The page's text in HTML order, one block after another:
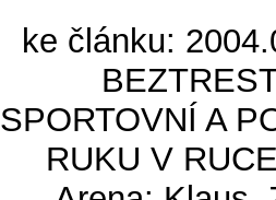
ke článku:
SPORTOVNÍ A
RUKU V